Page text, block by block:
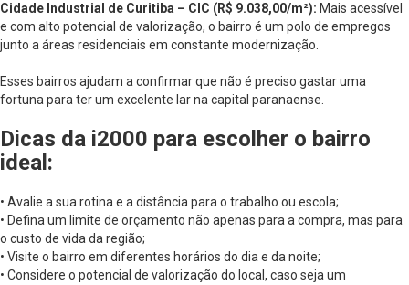
Cidade Industrial de Curitiba – CIC (R$ 9.038,00/m²): Mais acessível
e com alto potencial de valorização, o bairro é um polo de empregos
junto a áreas residenciais em constante modernização.
Esses bairros ajudam a confirmar que não é preciso gastar uma
fortuna para ter um excelente lar na capital paranaense.
Dicas da i2000 para escolher o bairro
ideal:
• Avalie a sua rotina e a distância para o trabalho ou escola;
• Defina um limite de orçamento não apenas para a compra, mas para
o custo de vida da região;
• Visite o bairro em diferentes horários do dia e da noite;
• Considere o potencial de valorização do local, caso seja um